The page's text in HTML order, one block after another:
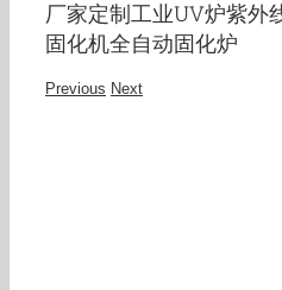
厂家定制工业UV炉紫外
固化机全自动固化炉
Previous Next